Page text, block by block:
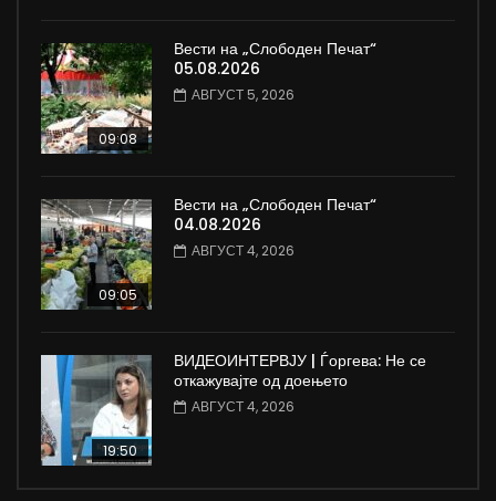
09:08
Вести на „Слободен Печат“
05.08.2026
АВГУСТ 5, 2026
09:05
Вести на „Слободен Печат“
04.08.2026
АВГУСТ 4, 2026
19:50
ВИДЕОИНТЕРВЈУ | Ѓоргева: Не се
откажувајте од доењето
АВГУСТ 4, 2026